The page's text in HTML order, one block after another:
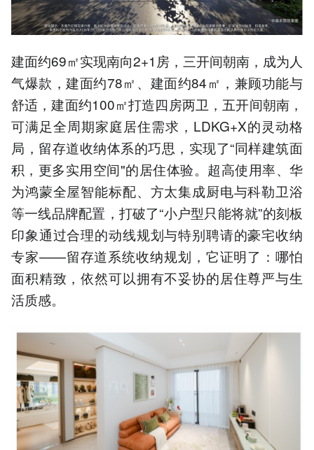
建面约69㎡实现南向2+1房，三开间朝南，成为人
气爆款，建面约78㎡、建面约84㎡，兼顾功能与
舒适，建面约100㎡打造四房两卫，五开间朝南，
可满足全周期家庭居住需求，LDKG+X的灵动格
局，留存道收纳体系的巧思，实现了“同样建筑面
积，更多实用空间"的居住体验。超高使用率、华
为鸿蒙全屋智能标配、方太集成厨电与科勒卫浴
等一线品牌配置，打破了“小户型只能将就”的刻板
印象通过合理的动线规划与特别聘请的豪宅收纳
专家——留存道系统收纳规划，它证明了：哪怕
面积精致，依然可以拥有不妥协的居住尊严与生
活质感。